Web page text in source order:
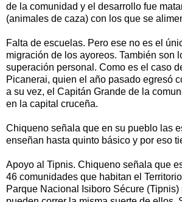
de la comunidad y el desarrollo fue
(animales de caza) con los que se
Falta de escuelas. Pero ese no es el
migración de los ayoreos. También son
superación personal. Como es el caso
Picanerai, quien el año pasado egresó
a su vez, el Capitán Grande de la
en la capital cruceña.
Chiqueno señala que en su pueblo las
enseñan hasta quinto básico y por eso
Apoyo al Tipnis. Chiqueno señala que
46 comunidades que habitan el
Parque Nacional Isiboro Sécure